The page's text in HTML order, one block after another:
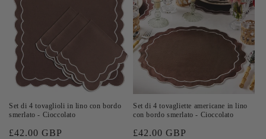
Set di 4 tovaglioli in lino con bordo
smerlato - Cioccolato
Prezzo
£42.00 GBP
Set di 4 tovagliette americane in lino
con bordo smerlato - Cioccolato
Prezzo
£42.00 GBP